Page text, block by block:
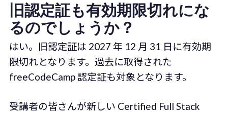
旧認定証も有効期限切れにな
るのでしょうか？
はい。旧認定証は 2027 年 12 月 31 日に有効期
限切れとなります。過去に取得された
freeCodeCamp 認定証も対象となります。
受講者の皆さんが新しい Certified Full Stack